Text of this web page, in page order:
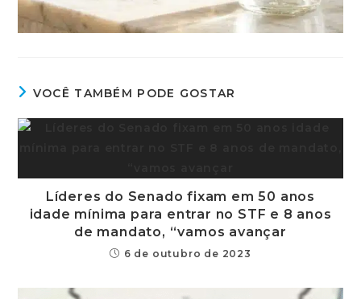
VOCÊ TAMBÉM PODE GOSTAR
Líderes do Senado fixam em 50 anos
idade mínima para entrar no STF e 8 anos
de mandato, “vamos avançar
6 de outubro de 2023